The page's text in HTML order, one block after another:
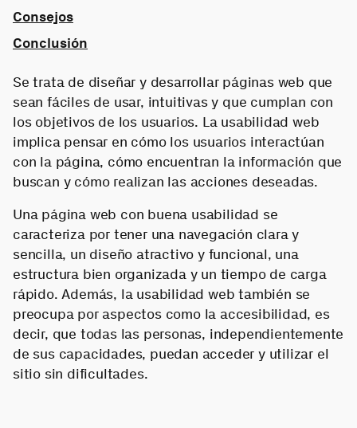
Consejos
Conclusión
Se trata de diseñar y desarrollar páginas web que
sean fáciles de usar, intuitivas y que cumplan con
los objetivos de los usuarios. La usabilidad web
implica pensar en cómo los usuarios interactúan
con la página, cómo encuentran la información que
buscan y cómo realizan las acciones deseadas.
Una página web con buena usabilidad se
caracteriza por tener una navegación clara y
sencilla, un diseño atractivo y funcional, una
estructura bien organizada y un tiempo de carga
rápido. Además, la usabilidad web también se
preocupa por aspectos como la accesibilidad, es
decir, que todas las personas, independientemente
de sus capacidades, puedan acceder y utilizar el
sitio sin dificultades.